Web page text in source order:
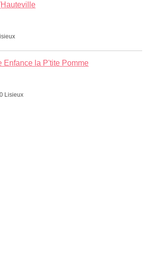
Enfance la P'tite Pomme
Lisieux